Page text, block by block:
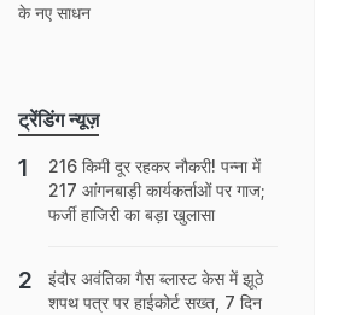
के नए साधन
ट्रेंडिंग न्यूज़
216 किमी दूर रहकर नौकरी! पन्ना में
217 आंगनबाड़ी कार्यकर्ताओं पर गाज;
फर्जी हाजिरी का बड़ा खुलासा
इंदौर अवंतिका गैस ब्लास्ट केस में झूठे
शपथ पत्र पर हाईकोर्ट सख्त, 7 दिन